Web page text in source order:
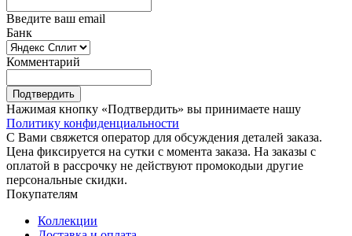
Введите ваш email
Банк
Комментарий
Подтвердить
Нажимая кнопку «Подтвердить» вы принимаете нашу
Политику конфиденциальности
С Вами свяжется оператор для обсуждения деталей заказа.
Цена фиксируется на сутки с момента заказа. На заказы с
оплатой в рассрочку не действуют промокодыи другие
персональные скидки.
Покупателям
Коллекции